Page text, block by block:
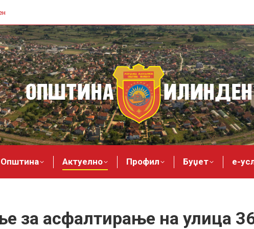
Општина Актуелно Профил Буџет е-
за асфалтирање на улица